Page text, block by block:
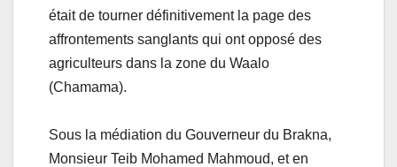
était de tourner définitivement la page des
affrontements sanglants qui ont opposé des
agriculteurs dans la zone du Waalo
(Chamama).
Sous la médiation du Gouverneur du Brakna,
Monsieur Teib Mohamed Mahmoud, et en